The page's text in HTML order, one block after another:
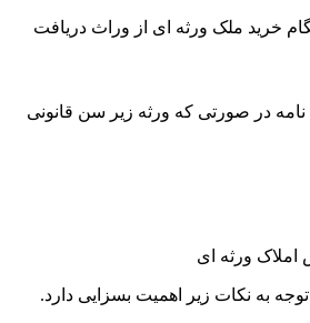
خرید ملک ورثه ای از وراث دریافت
نامه در صورتی که ورثه زیر سن قانونی
ورثه ای
به نکات زیر اهمیت بسزایی دارد.